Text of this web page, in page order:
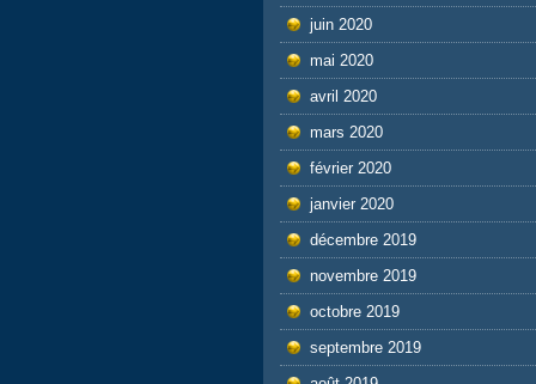
juin 2020
mai 2020
avril 2020
mars 2020
février 2020
janvier 2020
décembre 2019
novembre 2019
octobre 2019
septembre 2019